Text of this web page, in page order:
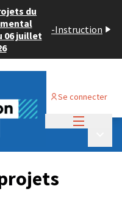
du
06 juillet
-Instruction
Se connecter